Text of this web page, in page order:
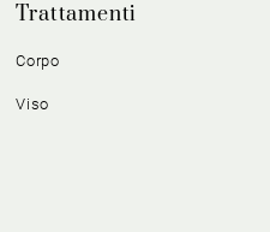
Trattamenti
Corpo
Viso